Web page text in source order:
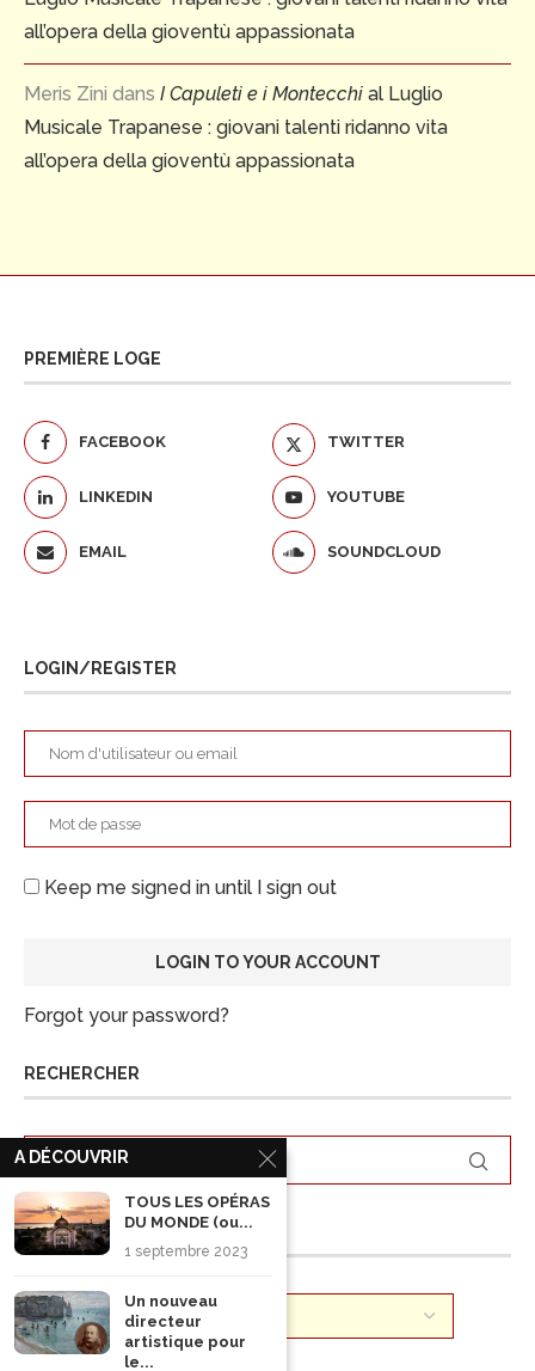
all’opera della gioventù appassionata
Meris Zini dans I Capuleti e i Montecchi al Luglio
Musicale Trapanese : giovani talenti ridanno vita
all’opera della gioventù appassionata
PREMIÈRE LOGE
FACEBOOK TWITTER
LINKEDIN YOUTUBE
EMAIL SOUNDCLOUD
LOGIN/REGISTER
Keep me signed in until I sign out
Forgot your password?
RECHERCHER
ARCHIVES
A DÉCOUVRIR
TOUS LES OPÉRAS
DU MONDE (ou...
1 septembre 2023
Un nouveau
directeur
artistique pour
le...